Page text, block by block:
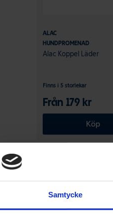
Samtycke
ALAC
HUNDPROMENAD
Alac Koppel Läder
Finns i 5 storlekar
Från 179 kr
Köp